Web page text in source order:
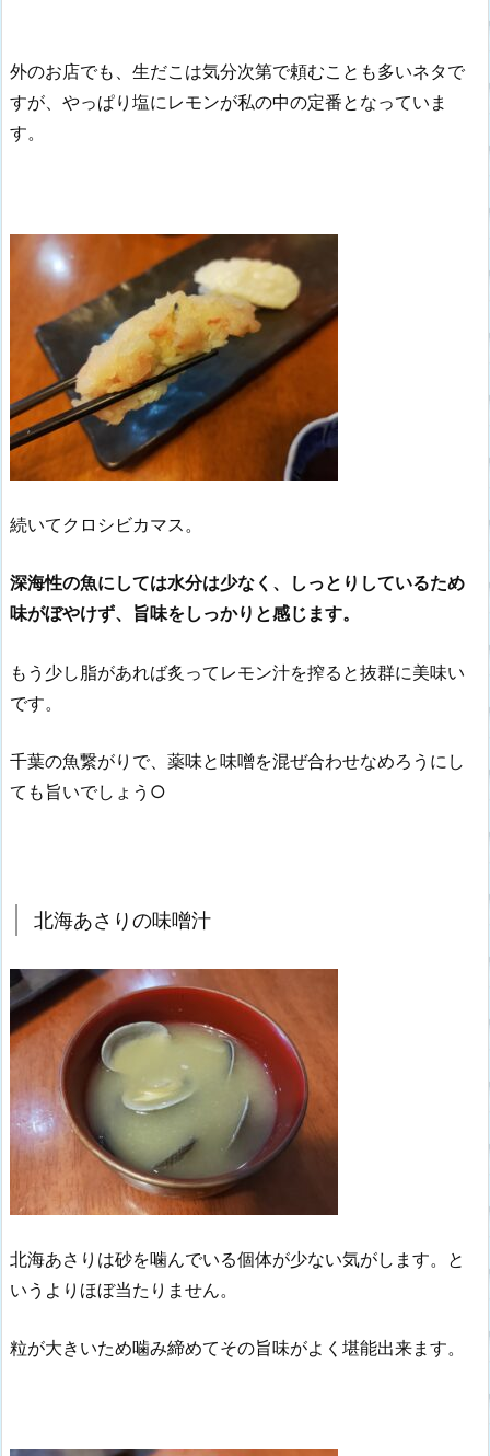
外のお店でも、生だこは気分次第で頼むことも多いネタで
すが、やっぱり塩にレモンが私の中の定番となっていま
す。
続いてクロシビカマス。
深海性の魚にしては水分は少なく、しっとりしているため
味がぼやけず、旨味をしっかりと感じます。
もう少し脂があれば炙ってレモン汁を搾ると抜群に美味い
です。
千葉の魚繋がりで、薬味と味噌を混ぜ合わせなめろうにし
ても旨いでしょう○
北海あさりの味噌汁
北海あさりは砂を噛んでいる個体が少ない気がします。と
いうよりほぼ当たりません。
粒が大きいため噛み締めてその旨味がよく堪能出来ます。